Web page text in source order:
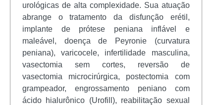
urológicas de alta complexidade. Sua atuação
abrange o tratamento da disfunção erétil,
implante de prótese peniana inflável e
maleável, doença de Peyronie (curvatura
peniana), varicocele, infertilidade masculina,
vasectomia sem cortes, reversão de
vasectomia microcirúrgica, postectomia com
grampeador, engrossamento peniano com
ácido hialurônico (Urofill), reabilitação sexual